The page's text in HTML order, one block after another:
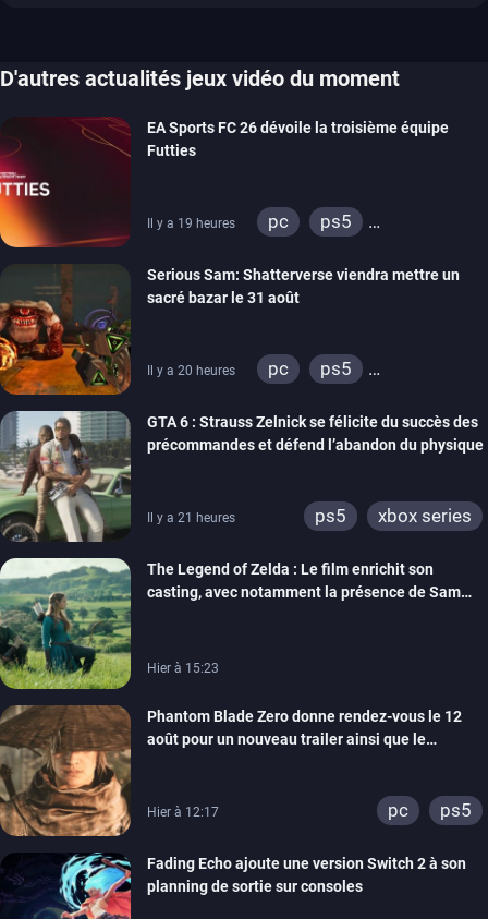
D'autres actualités jeux vidéo du moment
EA Sports FC 26 dévoile la troisième équipe
Futties
Il y a 19 heures pc
ps5
ps4
xbox one
switch 2
Serious Sam: Shatterverse viendra mettre un
sacré bazar le 31 août
Il y a 20 heures pc
ps5
GTA 6 : Strauss Zelnick se félicite du succès des
précommandes et défend l’abandon du physique
Il y a 21 heures ps5 xbox series
The Legend of Zelda : Le film enrichit son
casting, avec notamment la présence de Sam
Hier à 15:23
Phantom Blade Zero donne rendez-vous le 12
août pour un nouveau trailer ainsi que le
Hier à 12:17 pc ps5
Fading Echo ajoute une version Switch 2 à son
planning de sortie sur consoles